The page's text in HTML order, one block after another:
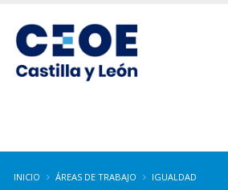
INICIO ÁREAS DE TRABAJO IGUALDAD